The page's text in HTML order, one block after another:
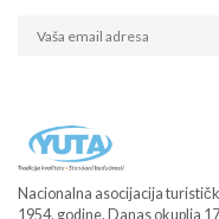
Nacionalna asocijacija
1954. godine. Danas okuplja